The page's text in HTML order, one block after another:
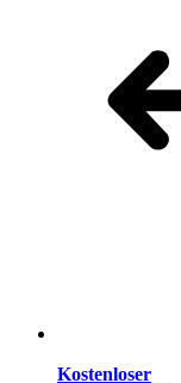
Kostenloser